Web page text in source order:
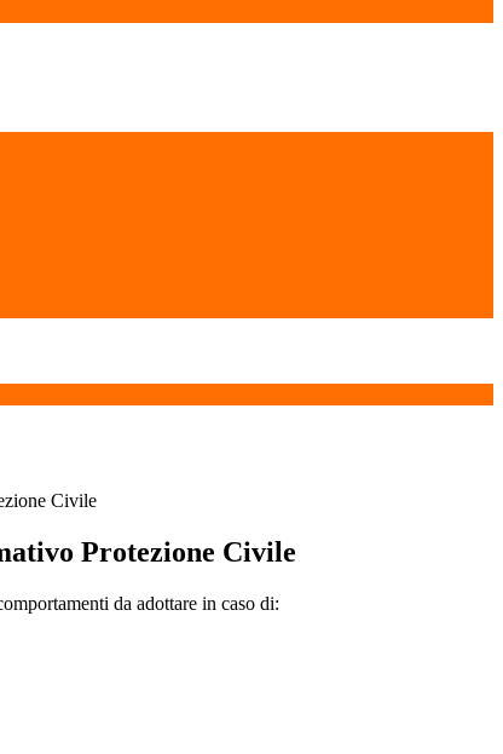
Civile
Protezione Civile
da adottare in caso di: